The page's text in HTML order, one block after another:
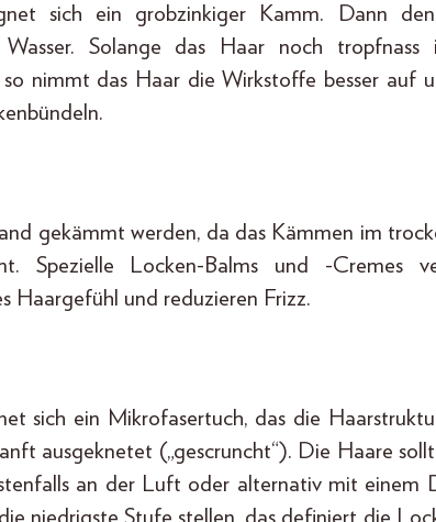
sich ein grobzinkiger Kamm. Dann
Solange das Haar noch tropfnass
nimmt das Haar die Wirkstoffe besser auf
gekämmt werden, da das Kämmen im
Spezielle Locken-Balms und -Cremes
Haargefühl und reduzieren Frizz.
sich ein Mikrofasertuch, das die
ausgeknetet („gescruncht“). Die Haare
an der Luft oder alternativ mit einem
niedrigste Stufe stellen, das definiert die